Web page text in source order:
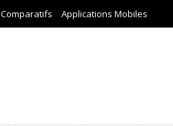
Comparatifs Applications Mobiles